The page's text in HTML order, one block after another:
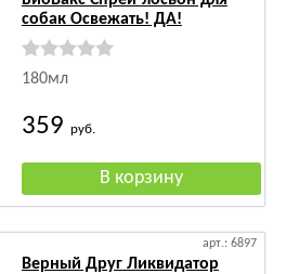
собак Освежать! ДА!
180мл
359 руб.
арт.: 6897
Верный Друг Ликвидатор